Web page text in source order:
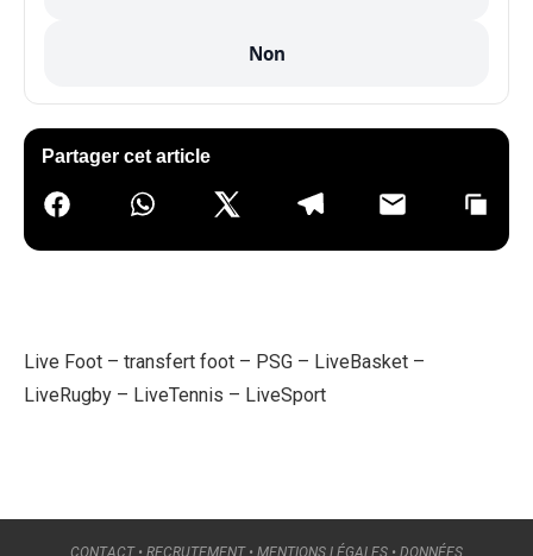
Non
Partager cet article
Live Foot – transfert foot – PSG – LiveBasket –
LiveRugby – LiveTennis – LiveSport
CONTACT• RECRUTEMENT• MENTIONS LÉGALES • DONNÉES